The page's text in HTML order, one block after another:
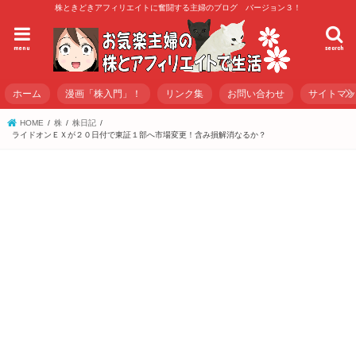
株ときどきアフィリエイトに奮闘する主婦のブログ バージョン３！
search
menu
ホーム 漫画「株入門」！ リンク集 お問い合わせ サイトマ
HOME 株
株日記
ライドオンＥＸが２０日付で東証１部へ市場変更！含み損解消なるか？